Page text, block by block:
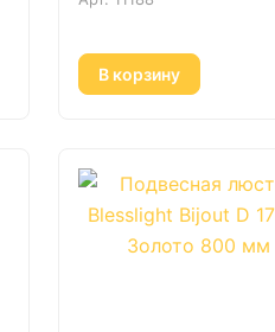
В корзину